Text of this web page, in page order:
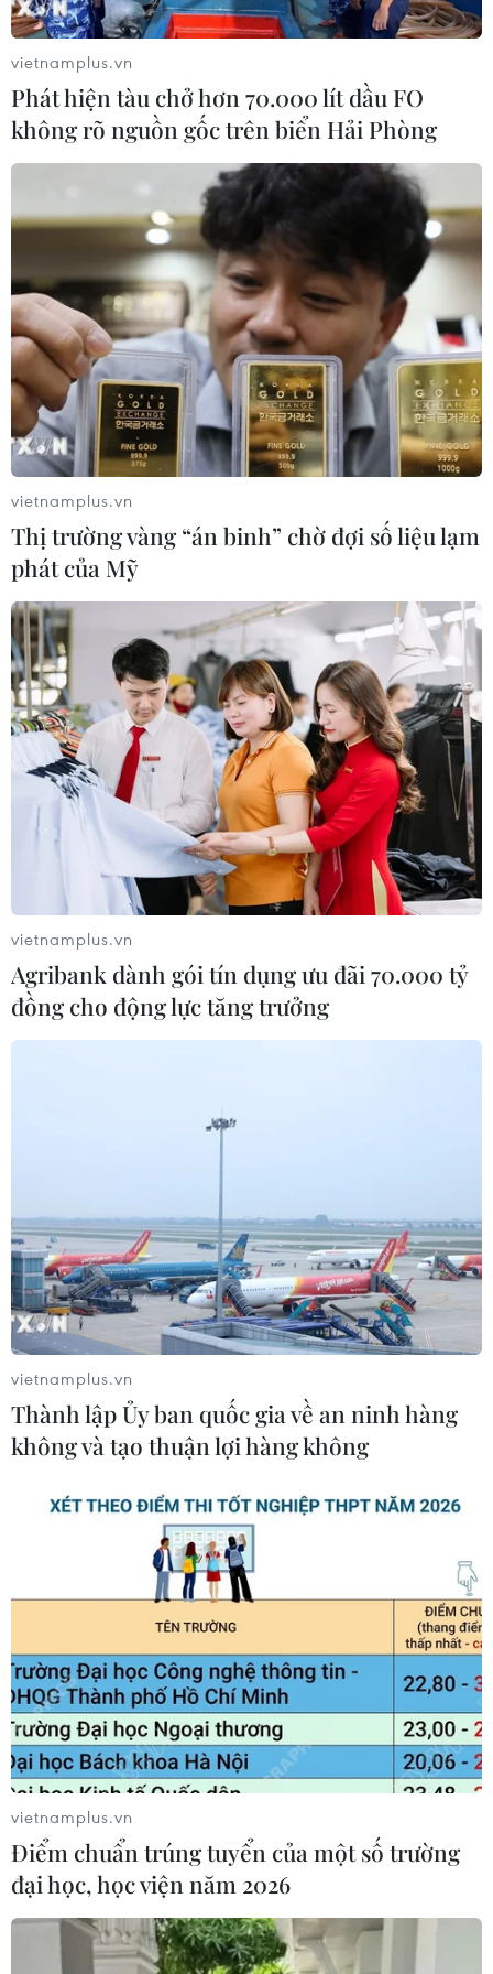
TikTok thất bại trong cuộc thử nghiệm về
xử lý thông tin sai lệch
04/06/2024 06:58
TikTok đã phê duyệt đăng tất cả 16 đoạn quảng cáo có
chứa nội dung sai lệch, YouTube đăng 14, trong khi X đã
lọc tất cả 16 nội dung này và đình chỉ các tài khoản giả
mạo.
vietnamplus.vn
Phát hiện tàu chở hơn 70.000 lít dầu FO
không rõ nguồn gốc trên biển Hải Phòng
vietnamplus.vn
Thị trường vàng “án binh” chờ đợi số liệu lạm
phát của Mỹ
vietnamplus.vn
Agribank dành gói tín dụng ưu đãi 70.000 tỷ
đồng cho động lực tăng trưởng
vietnamplus.vn
Thành lập Ủy ban quốc gia về an ninh hàng
không và tạo thuận lợi hàng không
vietnamplus.vn
Điểm chuẩn trúng tuyển của một số trường
đại học, học viện năm 2026